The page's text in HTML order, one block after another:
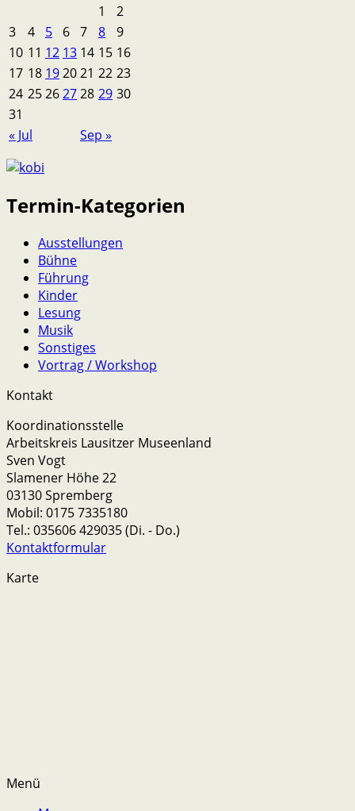
1
2
3
4 5 6 7 8
9
10 11 12 13 14 15 16
17 18 192021 22 23
24 25262728 29 30
31
« Jul
Sep »
Termin-Kategorien
Ausstellungen
Bühne
Führung
Kinder
Lesung
Musik
Sonstiges
Vortrag / Workshop
Kontakt
Koordinationsstelle
Arbeitskreis Lausitzer Museenland
Sven Vogt
Slamener Höhe 22
03130 Spremberg
Mobil: 0175 7335180
Tel.: 035606 429035 (Di. - Do.)
Kontaktformular
Karte
Menü